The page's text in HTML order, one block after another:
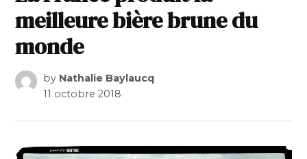
meilleure bière brune du
monde
by Nathalie Baylaucq
11 octobre 2018